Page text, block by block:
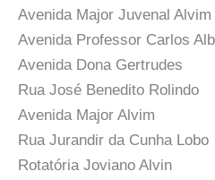
Avenida Major Juvenal Alvim
Avenida Professor Carlos
Avenida Dona Gertrudes
Rua José Benedito Rolindo
Avenida Major Alvim
Rua Jurandir da Cunha Lobo
Rotatória Joviano Alvin